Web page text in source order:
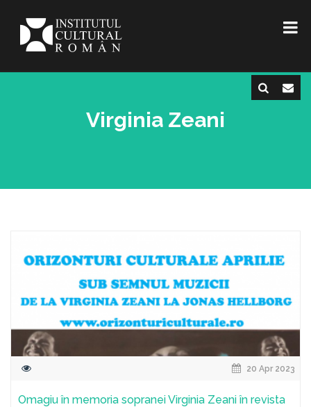
Virginia Zeani
20 Apr 2023
Omagiu în memoria sopranei Virginia Zeani în revista